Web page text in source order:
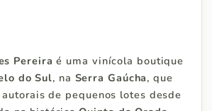
Pereira é uma vinícola boutique
do Sul, na Serra Gaúcha, que
de pequenos lotes desde